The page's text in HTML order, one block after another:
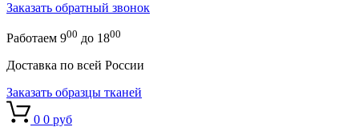
Заказать обратный звонок
Работаем 900 до 1800
Доставка по всей России
Заказать образцы тканей
0 0 руб